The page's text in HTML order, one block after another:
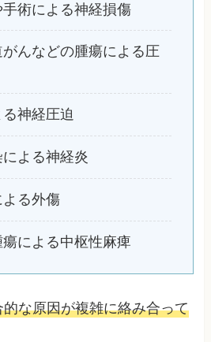
術による神経損傷
んなどの腫瘍による圧
神経圧迫
よる神経炎
る外傷
による中枢性麻痺
な原因が複雑に絡み合って